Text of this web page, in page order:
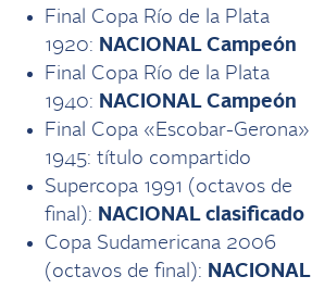
Final Copa Río de la Plata
1920: NACIONAL Campeón
Final Copa Río de la Plata
1940: NACIONAL Campeón
Final Copa «Escobar-Gerona»
1945: título compartido
Supercopa 1991 (octavos de
final): NACIONAL clasificado
Copa Sudamericana 2006
(octavos de final): NACIONAL